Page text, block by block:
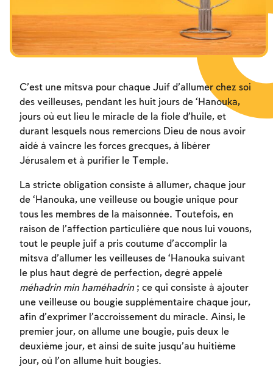
C’est une mitsva pour chaque Juif d’allumer chez soi
des veilleuses, pendant les huit jours de ‘Hanouka,
jours où eut lieu le miracle de la fiole d’huile, et
durant lesquels nous remercions Dieu de nous avoir
aidé à vaincre les forces grecques, à libérer
Jérusalem et à purifier le Temple.
La stricte obligation consiste à allumer, chaque jour
de ‘Hanouka, une veilleuse ou bougie unique pour
tous les membres de la maisonnée. Toutefois, en
raison de l’affection particulière que nous lui vouons,
tout le peuple juif a pris coutume d’accomplir la
mitsva d’allumer les veilleuses de ‘Hanouka suivant
le plus haut degré de perfection, degré appelé
méhadrin min haméhadrin ; ce qui consiste à ajouter
une veilleuse ou bougie supplémentaire chaque jour,
afin d’exprimer l’accroissement du miracle. Ainsi, le
premier jour, on allume une bougie, puis deux le
deuxième jour, et ainsi de suite jusqu’au huitième
jour, où l’on allume huit bougies.